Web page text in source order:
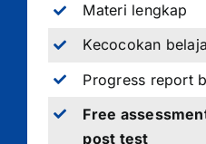
Materi lengkap
Kecocokan
Progress report
Free
post test